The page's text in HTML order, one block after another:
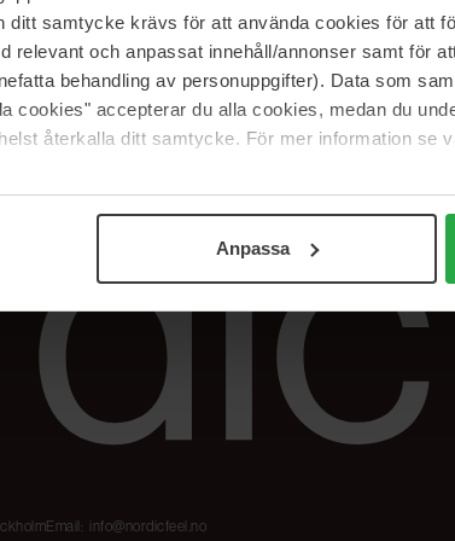
ditt samtycke krävs för att använda cookies för att
relevant och anpassat innehåll/annonser samt för
behandling av personuppgifter). Data som
cookies" accepterar du alla cookies, medan du
återkalla ditt samtycke. För mer information se
Anpassa
The Beauty Edit
Jobb hos oss
Samarbeidspartner
Spor
Retur
Blush
Email: info@nordicfeel.no